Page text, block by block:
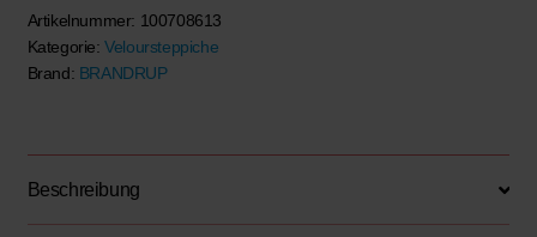
3
Bodenschienen,
VW
Artikelnummer: 100708613
Kategorie:Veloursteppiche
Brand: BRANDRUP
Beschreibung